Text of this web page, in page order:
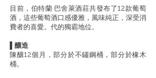
目前，伯特蘭·巴舍萊酒莊共發布了12款葡萄
酒，這些葡萄酒口感優雅，風味純正，深受消
費者的喜愛。代的獨霸地位。
▌釀造
陳釀12個月，部分於不鏽鋼桶，部分於橡木
桶。